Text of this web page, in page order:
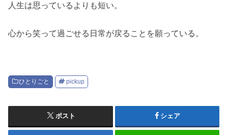
人生は思っているよりも短い。
心から笑って過ごせる日常が戻ることを願っている。
ひとりごと pickup
ポスト シェア